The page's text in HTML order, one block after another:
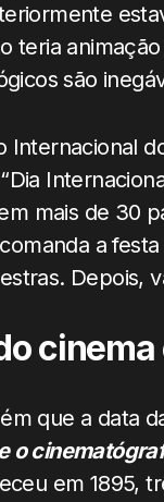
teria
são
Internacional
mais de 30
a
Depois,
que a data
o
em 1895,